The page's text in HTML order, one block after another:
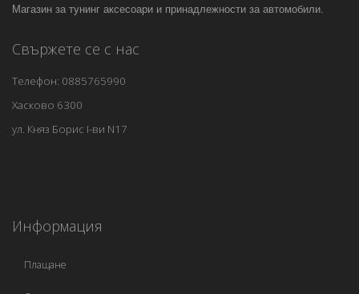
Магазин за тунинг аксесоари и принадлежности за автомобили.
Свържете се с нас
Телефон: 0885765990
Хасково 6300
ул. Княз Борис I-ви N17
Информация
Плащане